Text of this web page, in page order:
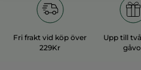
Fri frakt vid köp över
229Kr
Upp till